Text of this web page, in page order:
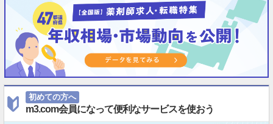
初めての方へ
m3.com会員になって便利なサービスを使おう